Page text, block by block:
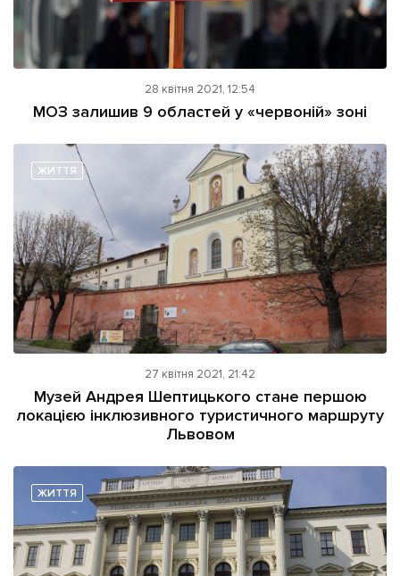
28 квітня 2021, 12:54
МОЗ залишив 9 областей у «червоній» зоні
ЖИТТЯ
27 квітня 2021, 21:42
Музей Андрея Шептицького стане першою
локацією інклюзивного туристичного маршруту
Львовом
ЖИТТЯ